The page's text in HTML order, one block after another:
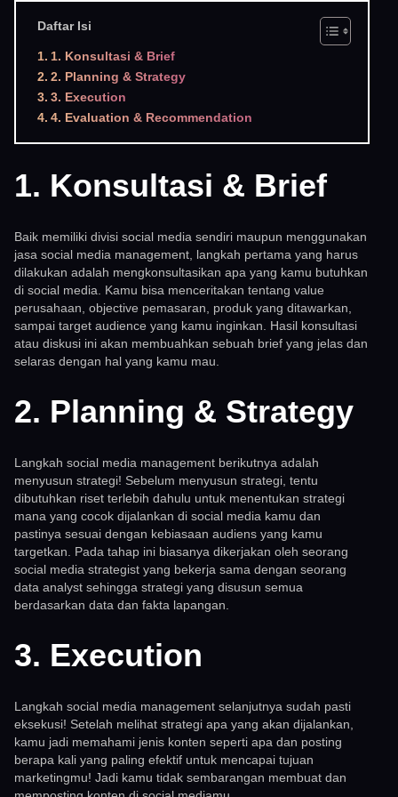
Daftar Isi
1. Konsultasi & Brief
2. Planning & Strategy
3. Execution
4. Evaluation & Recommendation
1. Konsultasi & Brief
Baik memiliki divisi social media sendiri maupun menggunakan
jasa social media management, langkah pertama yang harus
dilakukan adalah mengkonsultasikan apa yang kamu butuhkan
di social media. Kamu bisa menceritakan tentang value
perusahaan, objective pemasaran, produk yang ditawarkan,
sampai target audience yang kamu inginkan. Hasil konsultasi
atau diskusi ini akan membuahkan sebuah brief yang jelas dan
selaras dengan hal yang kamu mau.
2. Planning & Strategy
Langkah social media management berikutnya adalah
menyusun strategi! Sebelum menyusun strategi, tentu
dibutuhkan riset terlebih dahulu untuk menentukan strategi
mana yang cocok dijalankan di social media kamu dan
pastinya sesuai dengan kebiasaan audiens yang kamu
targetkan. Pada tahap ini biasanya dikerjakan oleh seorang
social media strategist yang bekerja sama dengan seorang
data analyst sehingga strategi yang disusun semua
berdasarkan data dan fakta lapangan.
3. Execution
Langkah social media management selanjutnya sudah pasti
eksekusi! Setelah melihat strategi apa yang akan dijalankan,
kamu jadi memahami jenis konten seperti apa dan posting
berapa kali yang paling efektif untuk mencapai tujuan
marketingmu! Jadi kamu tidak sembarangan membuat dan